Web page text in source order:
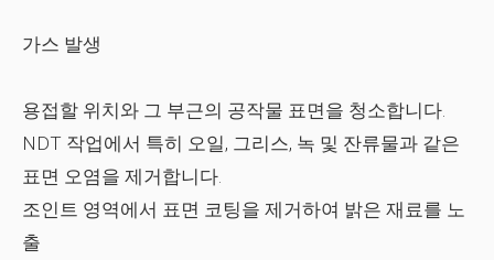
가스 발생
용접할 위치와 그 부근의 공작물 표면을 청소합니다.
NDT 작업에서 특히 오일, 그리스, 녹 및 잔류물과 같은
표면 오염을 제거합니다.
조인트 영역에서 표면 코팅을 제거하여 밝은 재료를 노
출